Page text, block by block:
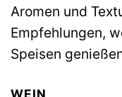
Aromen und
Empfehlungen,
Speisen
WEIN